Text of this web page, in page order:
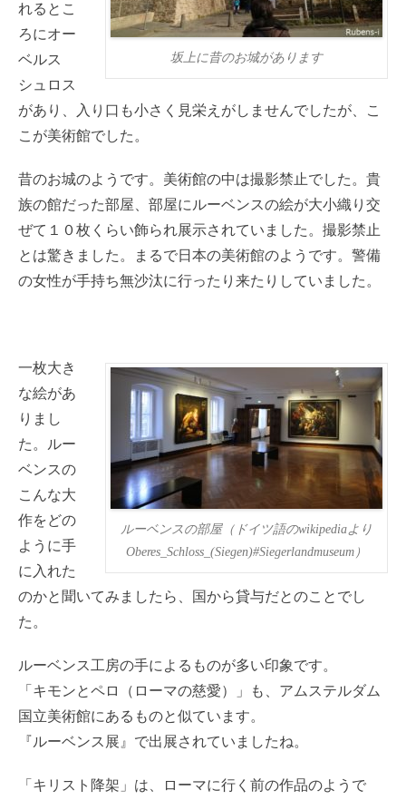
坂上に昔のお城があります
れるとこ
ろにオー
ベルス
シュロス
があり、入り口も小さく見栄えがしませんでしたが、こ
こが美術館でした。
昔のお城のようです。美術館の中は撮影禁止でした。貴
族の館だった部屋、部屋にルーベンスの絵が大小織り交
ぜて１０枚くらい飾られ展示されていました。撮影禁止
とは驚きました。まるで日本の美術館のようです。警備
の女性が手持ち無沙汰に行ったり来たりしていました。
ルーベンスの部屋（ドイツ語のwikipediaより
Oberes_Schloss_(Siegen)#Siegerlandmuseum）
一枚大き
な絵があ
りまし
た。ルー
ベンスの
こんな大
作をどの
ように手
に入れた
のかと聞いてみましたら、国から貸与だとのことでし
た。
ルーベンス工房の手によるものが多い印象です。
「キモンとペロ（ローマの慈愛）」も、アムステルダム
国立美術館にあるものと似ています。
『ルーベンス展』で出展されていましたね。
「キリスト降架」は、ローマに行く前の作品のようで